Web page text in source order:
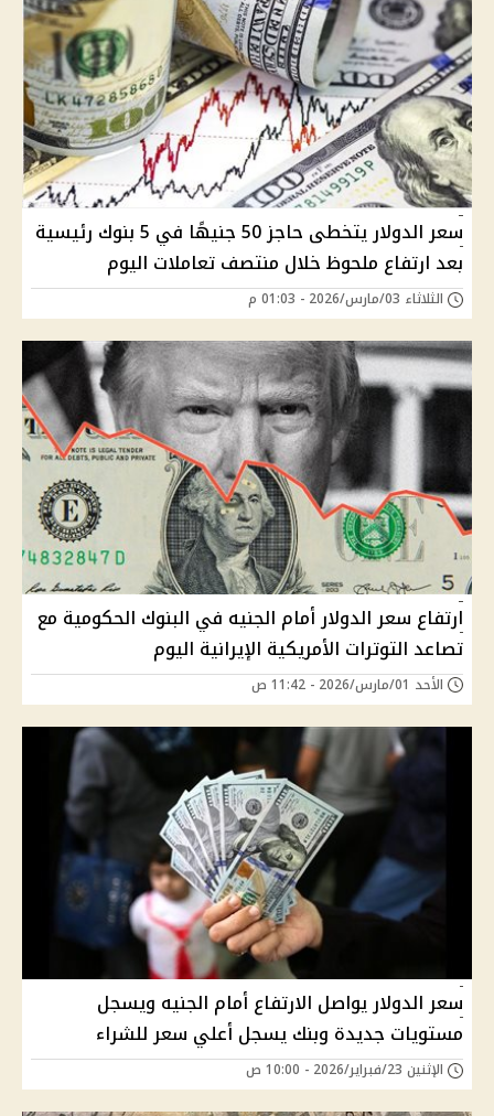
سعر الدولار يتخطى حاجز 50 جنيهًا في 5 بنوك رئيسية
بعد ارتفاع ملحوظ خلال منتصف تعاملات اليوم
الثلاثاء 03/مارس/2026 - 01:03 م
ارتفاع سعر الدولار أمام الجنيه في البنوك الحكومية مع
تصاعد التوترات الأمريكية الإيرانية اليوم
الأحد 01/مارس/2026 - 11:42 ص
سعر الدولار يواصل الارتفاع أمام الجنيه ويسجل
مستويات جديدة وبنك يسجل أعلي سعر للشراء
الإثنين 23/فبراير/2026 - 10:00 ص